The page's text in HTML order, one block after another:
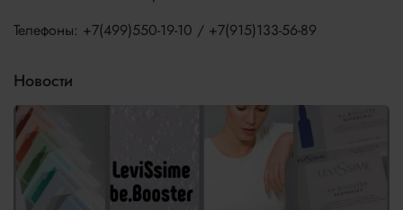
Телефоны: +7(499)550-19-10 / +7(915)133-56-89
Новости